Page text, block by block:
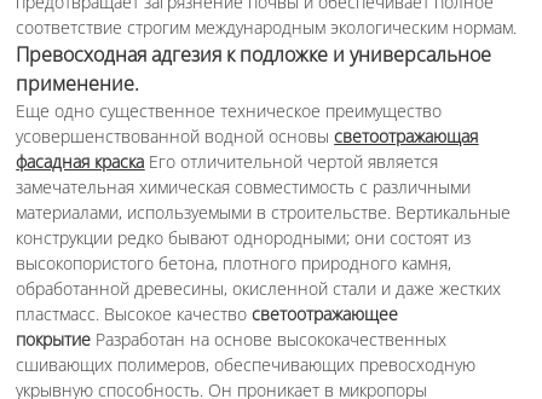
соответствие строгим международным экологическим нормам.
Превосходная адгезия к подложке и универсальное
применение.
Еще одно существенное техническое преимущество
усовершенствованной водной основысветоотражающая
фасадная краска Его отличительной чертой является
замечательная химическая совместимость с различными
материалами, используемыми в строительстве. Вертикальные
конструкции редко бывают однородными; они состоят из
высокопористого бетона, плотного природного камня,
обработанной древесины, окисленной стали и даже жестких
пластмасс. Высокое качествосветоотражающее
покрытие Разработан на основе высококачественных
сшивающих полимеров, обеспечивающих превосходную
укрывную способность. Он проникает в микропоры